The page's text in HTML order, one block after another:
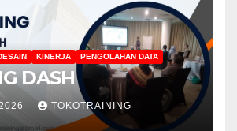
KINERJA PENGOLAHAN DATA
DASH
TOKOTRAINING